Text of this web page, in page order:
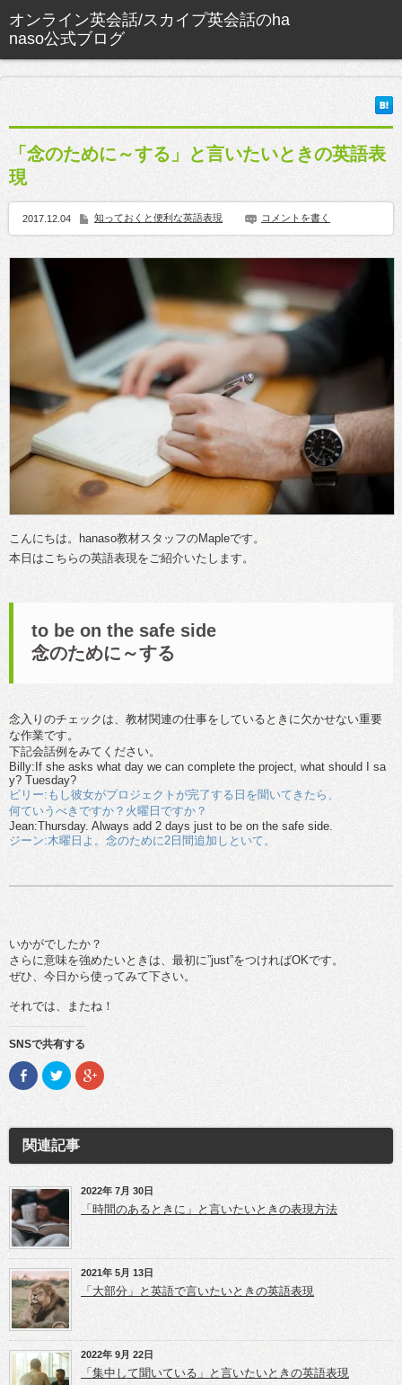
「念のために～する」と言いたいときの英語表
現
2017.12.04 知っておくと便利な英語表現 コメントを書く
こんにちは。hanaso教材スタッフのMapleです。
本日はこちらの英語表現をご紹介いたします。
to be on the safe side
念のために～する
念入りのチェックは、教材関連の仕事をしているときに欠かせない重要
な作業です。
下記会話例をみてください。
Billy:If she asks what day we can complete the project, what should I sa
y? Tuesday?
ビリー:もし彼女がプロジェクトが完了する日を聞いてきたら、
何ていうべきですか？火曜日ですか？
Jean:Thursday. Always add 2 days just to be on the safe side.
ジーン:木曜日よ。念のために2日間追加しといて。
いかがでしたか？
さらに意味を強めたいときは、最初に”just”をつければOKです。
ぜひ、今日から使ってみて下さい。
それでは、またね！
SNSで共有する
F
a
o
o
k
で
(新
し
い
ウ
ィ
ン
ド
ウ
で
開
き
ま
す)
ク
リ
て
T
w
i
e
共
有
(新
し
い
ウ
ィ
ン
ド
ウ
で
開
き
ま
す)
ク
リ
て
o
e
+
で
し
い
ウ
ィ
ン
開
き
ま
す)
関連記事
2022年 7月 30日
「時間のあるときに」と言いたいときの表現方法
2021年 5月 13日
「大部分」と英語で言いたいときの英語表現
2022年 9月 22日
「集中して聞いている」と言いたいときの英語表現